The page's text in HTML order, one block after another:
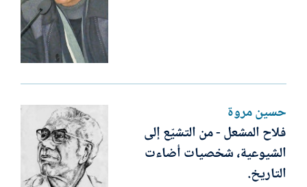
حسين مروة
فلاح المشعل - من التشيّع إلى
الشيوعية، شخصيات أضاءت
التاريخ.